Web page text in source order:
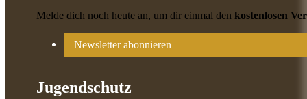
Melde dich noch heute an, um dir einmal denkostenlosen
Newsletter abonnieren
Jugendschutz